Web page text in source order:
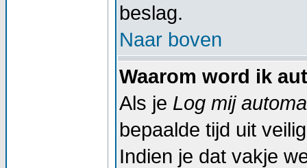
beslag.
Naar boven
Waarom word ik
Als je Log mij
bepaalde tijd uit
Indien je dat vakje